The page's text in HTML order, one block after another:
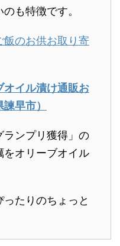
も特徴です。
飯のお供お取り寄
オイル漬け通販お
早市）
ランプリ獲得」の
をオリーブオイル
たりのちょっと